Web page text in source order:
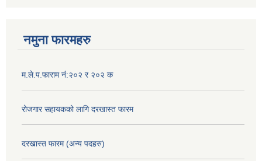
नमुना फारमहरु
म.ले.प.फाराम नं:२०२ र २०२ क
रोजगार सहायकको लागि दरखास्त फारम
दरखास्त फारम (अन्य पदहरु)